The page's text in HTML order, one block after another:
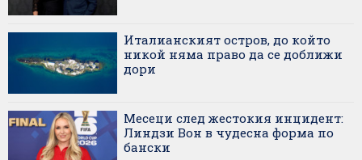
Италианският остров, до който
никой няма право да се доближи
дори
Месеци след жестокия инцидент:
Линдзи Вон в чудесна форма по
бански